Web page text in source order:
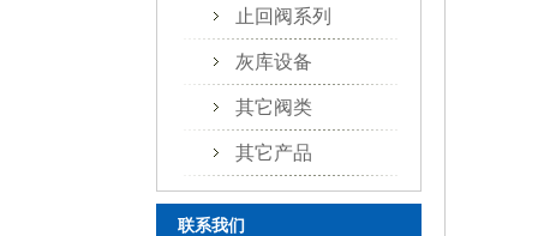
止回阀系列
灰库设备
其它阀类
其它产品
联系我们